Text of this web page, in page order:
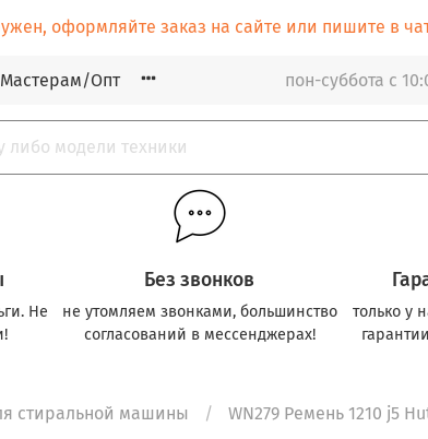
оформляйте заказ на сайте или пишите в
Мастерам/Опт пон-суббота с
Не
Без звонков
не утомляем звонками, большинство
согласований в мессенджерах!
только у
стиральной машины WN279 Ремень 1210 j5